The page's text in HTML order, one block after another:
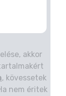
akkor
, kövessetek
nem éritek